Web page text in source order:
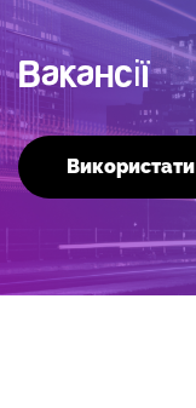
Вакансії
Використати